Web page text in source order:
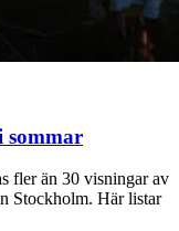
sommar
fler än 30 visningar av
Stockholm. Här listar